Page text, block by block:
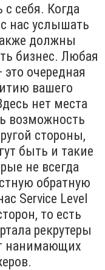
себя. Когда
нас услышать
должны
бизнес. Любая
очередная
вашего
нет места
возможность
стороны,
быть и такие
не всегда
обратную
Service Level
то есть
рекрутеры
нанимающих